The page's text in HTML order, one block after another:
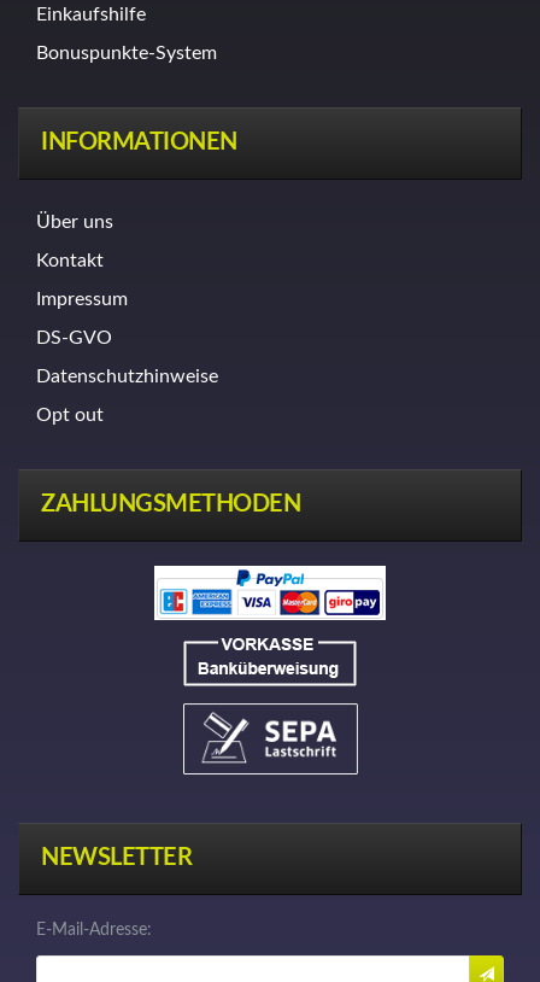
Einkaufshilfe
Bonuspunkte-System
INFORMATIONEN
Über uns
Kontakt
Impressum
DS-GVO
Datenschutzhinweise
Opt out
ZAHLUNGSMETHODEN
NEWSLETTER
E-Mail-Adresse: